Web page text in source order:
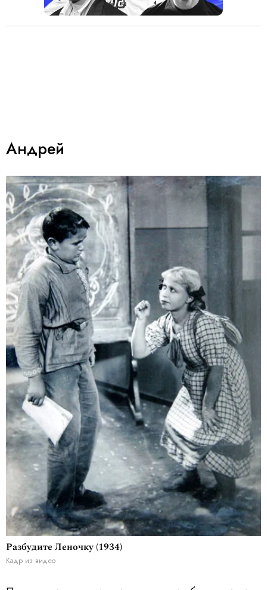
Андрей
Разбудите Леночку (1934)
Кадр из видео